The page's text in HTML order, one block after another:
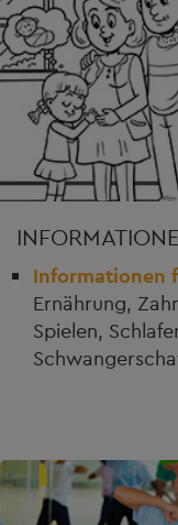
Informationen
Ernährung,
Spielen,